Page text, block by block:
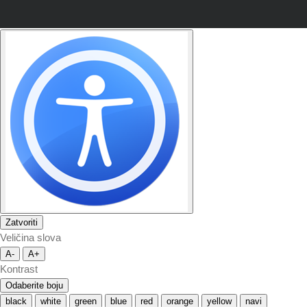
Zatvoriti
Veličina slova
A- A+
Kontrast
Odaberite boju
black
white green blue red orange yellow navi